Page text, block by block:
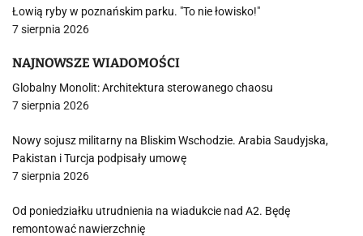
Łowią ryby w poznańskim parku. "To nie łowisko!"
7 sierpnia 2026
NAJNOWSZE WIADOMOŚCI
Globalny Monolit: Architektura sterowanego chaosu
7 sierpnia 2026
Nowy sojusz militarny na Bliskim Wschodzie. Arabia Saudyjska,
Pakistan i Turcja podpisały umowę
7 sierpnia 2026
Od poniedziałku utrudnienia na wiadukcie nad A2. Będę
remontować nawierzchnię